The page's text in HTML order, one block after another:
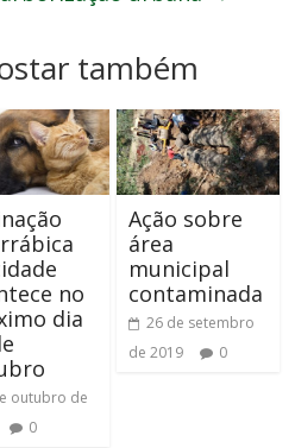
também
no
dia
outubro de
0
Ação sobre
área
municipal
contaminada
26 de setembro
de 2019
0